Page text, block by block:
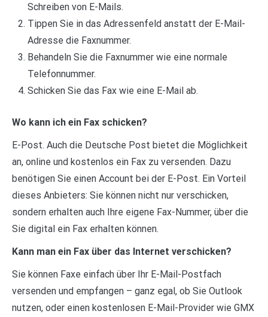
Schreiben von E-Mails.
Tippen Sie in das Adressenfeld anstatt der E-Mail-
Adresse die Faxnummer.
Behandeln Sie die Faxnummer wie eine normale
Telefonnummer.
Schicken Sie das Fax wie eine E-Mail ab.
Wo kann ich ein Fax schicken?
E-Post. Auch die Deutsche Post bietet die Möglichkeit
an, online und kostenlos ein Fax zu versenden. Dazu
benötigen Sie einen Account bei der E-Post. Ein Vorteil
dieses Anbieters: Sie können nicht nur verschicken,
sondern erhalten auch Ihre eigene Fax-Nummer, über die
Sie digital ein Fax erhalten können.
Kann man ein Fax über das Internet verschicken?
Sie können Faxe einfach über Ihr E-Mail-Postfach
versenden und empfangen – ganz egal, ob Sie Outlook
nutzen, oder einen kostenlosen E-Mail-Provider wie GMX